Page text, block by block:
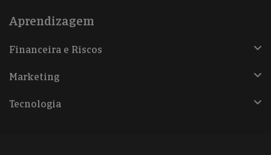
Aprendizagem
Financeira e Riscos
Marketing
Tecnologia